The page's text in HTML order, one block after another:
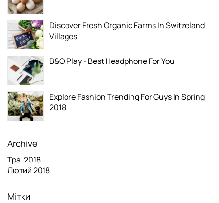
Discover Fresh Organic Farms In Switzeland
Villages
B&O Play - Best Headphone For You
Explore Fashion Trending For Guys In Spring
2018
Archive
Тра. 2018
Лютий 2018
Мітки